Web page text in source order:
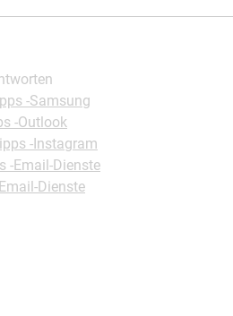
-Samsung
-Outlook
-Instagram
-Email-Dienste
Dienste